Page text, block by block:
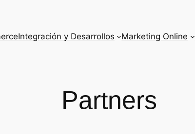
Integración y Desarrollos Marketing Online
Partners